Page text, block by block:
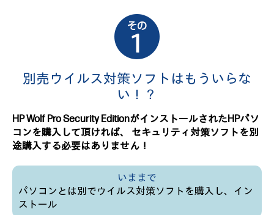
別売ウイルス対策ソフトはもういらな
い！？
HP Wolf Pro Security EditionがインストールされたHPパソ
コンを購入して頂ければ、
セキュリティ対策ソフトを別
途購入する必要はありません！
いままで
パソコンとは別でウイルス対策ソフトを購入し、イン
ストール